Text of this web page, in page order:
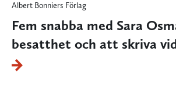
Albert Bonniers Förlag
Fem snabba med Sara
besatthet och att skriva